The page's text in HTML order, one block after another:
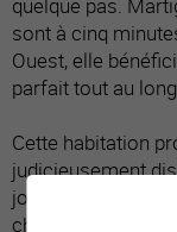
sont à cinq
Ouest, elle
parfait tout au long
Cette habitation
judicieusement
jour (cuisine,
chambre